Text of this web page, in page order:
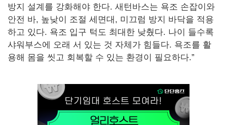
방지 설계를 강화해야 한다. 새턴바스는 욕조 손잡이와
안전 바, 높낮이 조절 세면대, 미끄럼 방지 바닥을 적용
하고 있다. 욕조 입구 턱도 최대한 낮췄다. 나이 들수록
샤워부스에 오래 서 있는 것 자체가 힘들다. 욕조를 활
용해 몸을 씻고 회복할 수 있는 환경이 필요하다.”